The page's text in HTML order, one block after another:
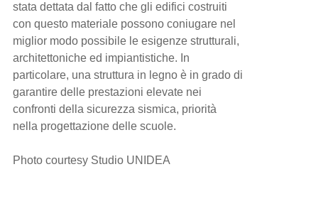
stata dettata dal fatto che gli edifici costruiti
con questo materiale possono coniugare nel
miglior modo possibile le esigenze strutturali,
architettoniche ed impiantistiche. In
particolare, una struttura in legno è in grado di
garantire delle prestazioni elevate nei
confronti della sicurezza sismica, priorità
nella progettazione delle scuole.
Photo courtesy Studio UNIDEA